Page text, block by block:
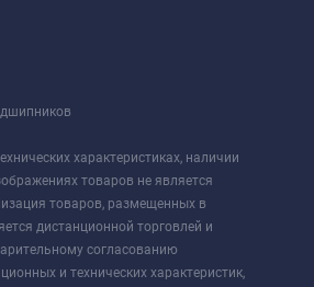
характеристиках, наличии
товаров не является
товаров, размещенных в
дистанционной торговлей и
согласованию
и технических характеристик,